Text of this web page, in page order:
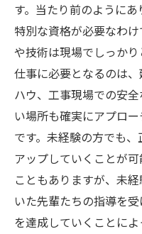
す。当たり前のように
特別な資格が必要なわ
や技術は現場でしっか
仕事に必要となるのは
ハウ、工事現場での安
い場所も確実にアプロ
です。未経験の方でも
アップしていくことが
こともありますが、未
いた先輩たちの指導を
を達成していくことに